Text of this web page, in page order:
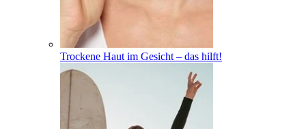
Trockene Haut im Gesicht – das hilft!